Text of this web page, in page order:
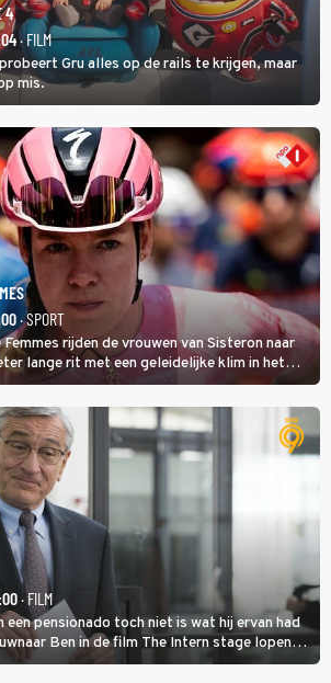
4
· FILM
Gru alles op de rails te krijgen, maar
mis.
· SPORT
Femmes rijden de vrouwen van Sisteron naar
lange rit met een geleidelijke klim in het
niet de zwaarste hindernis, dat is de
in Nice namelijk bloedheet worden.
· FILM
een pensionado toch niet is wat hij ervan had
Ben in de film The Intern stage lopen
van Jules, wat een gouden zet blijkt te zijn.